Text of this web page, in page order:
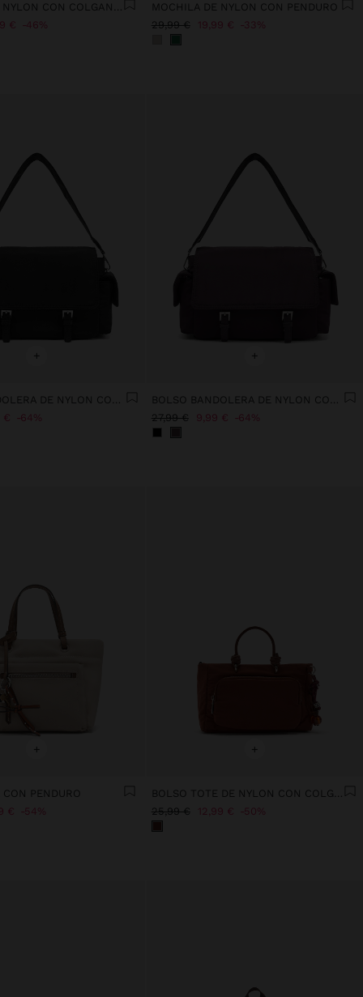
MOCHILA DE NYLON CON COLGANTE
€ 46%
MOCHILA DE NYLON CON PENDURO
29,99 € 19,99 € 33%
+
BOLSO BANDOLERA DE NYLON CON SOLAPA
€ 64%
+
BOLSO BANDOLERA DE NYLON CON SOLAPA
27,99 € 9,99 € 64%
+
PENDURO
€ 54%
+
25,99 € 12,99 € 50%